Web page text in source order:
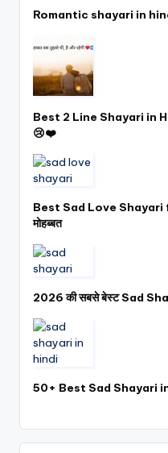
Romantic shayari in
Best 2 Line Shayari in
😢❤️
Best Sad Love Shayari
मोहब्बत
2026 की सबसे बेस्ट Sad
50+ Best Sad Shayari in